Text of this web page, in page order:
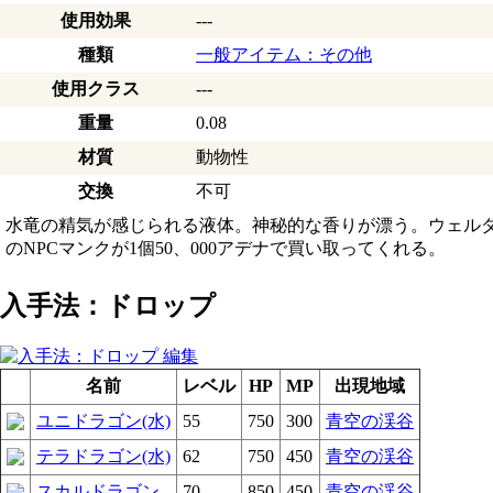
使用効果
---
種類
一般アイテム：その他
使用クラス
---
重量
0.08
材質
動物性
交換
不可
水竜の精気が感じられる液体。神秘的な香りが漂う。ウェル
のNPCマンクが1個50、000アデナで買い取ってくれる。
入手法：ドロップ
名前 レベル HP MP
出現地域
ユニドラゴン(水)
55 750 300
青空の渓谷
テラドラゴン(水)
62 750 450
青空の渓谷